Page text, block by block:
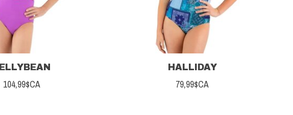
104,99$CA
HALLIDAY
79,99$CA